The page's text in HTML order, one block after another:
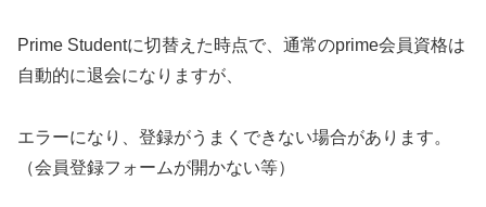
Prime Studentに切替えた時点で、通常のprime会員資格は
自動的に退会になりますが、
エラーになり、登録がうまくできない場合があります。
（会員登録フォームが開かない等）